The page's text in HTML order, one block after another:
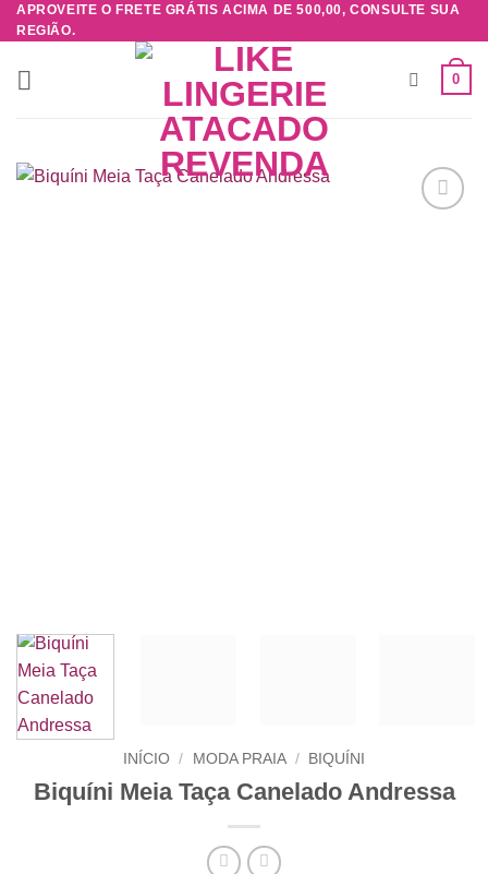
Skip
to
content
APROVEITE O FRETE GRÁTIS ACIMA DE 500,00, CONSULTE SUA
REGIÃO.
0
INÍCIO / MODA PRAIA / BIQUÍNI
Biquíni Meia Taça Canelado Andressa